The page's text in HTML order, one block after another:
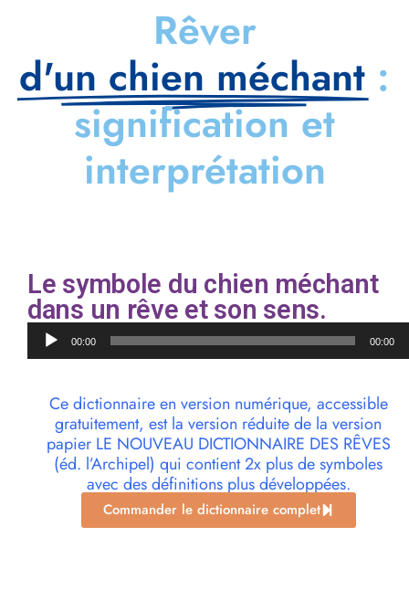
Rêver
d'un chien méchant :
signification et
interprétation
Le symbole du chien méchant
dans un rêve et son sens.
Lecteur
audio00:00 00:00
Ce dictionnaire en version numérique, accessible
gratuitement, est la version réduite de la version
papier LE NOUVEAU DICTIONNAIRE DES RÊVES
(éd. l’Archipel) qui contient 2x plus de symboles
avec des définitions plus développées.
Commander le dictionnaire complet